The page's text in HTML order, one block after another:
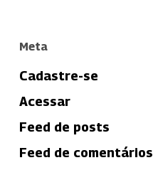
Meta
Cadastre-se
Acessar
Feed de posts
Feed de comentários